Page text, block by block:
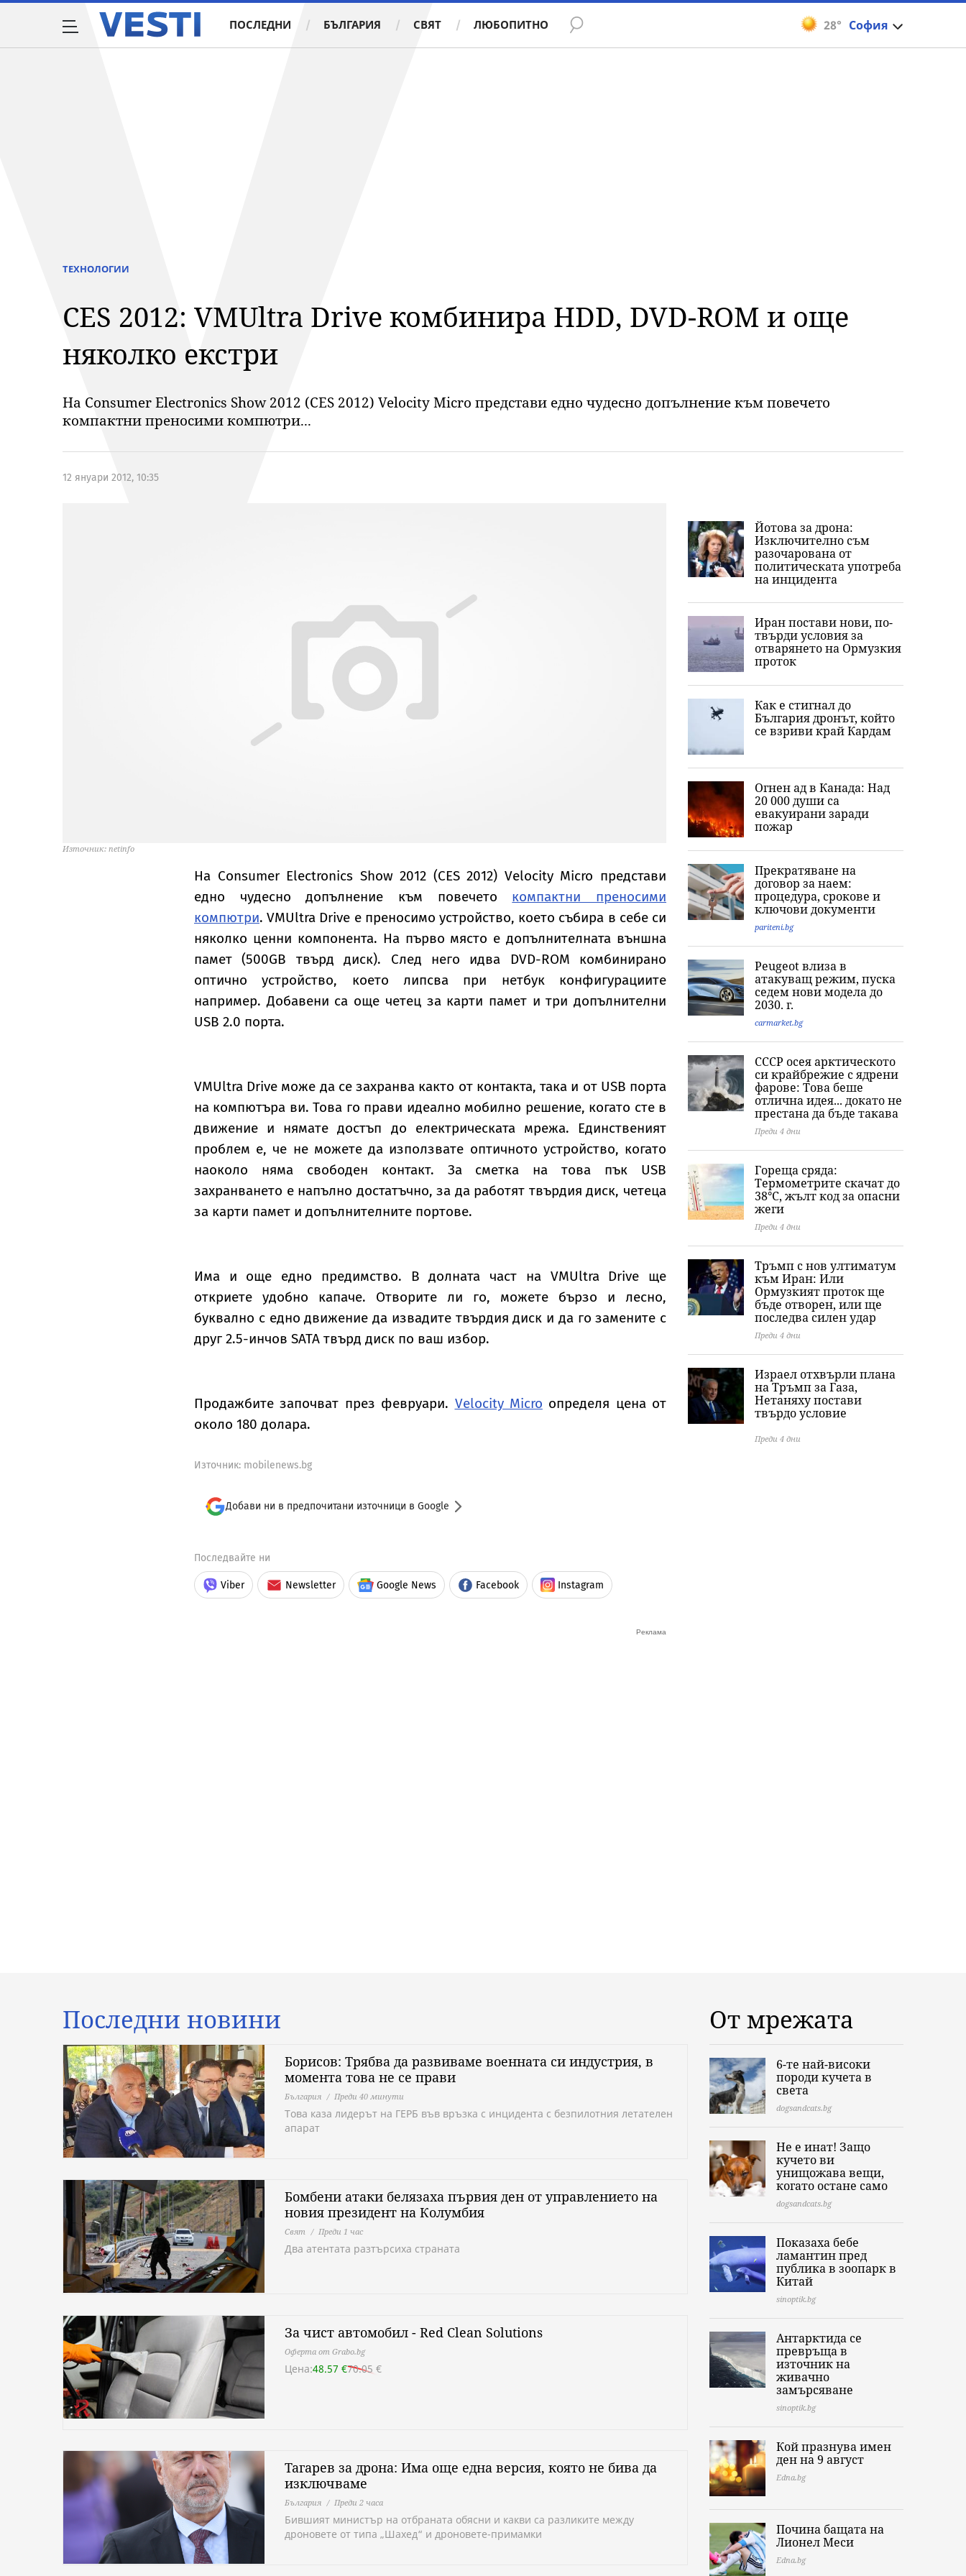
28° София
ПОСЛЕДНИ БЪЛГАРИЯ СВЯТ ЛЮБОПИТНО
ТЕХНОЛОГИИ
CES 2012: VMUltra Drive комбинира HDD, DVD-ROM и още
няколко екстри
На Consumer Electronics Show 2012 (CES 2012) Velocity Micro представи едно чудесно допълнение към повечето
компактни преносими компютри...
12 януари 2012, 10:35
Източник: netinfo
На Consumer Electronics Show 2012 (CES 2012) Velocity Micro представи
едно чудесно допълнение към повечето компактни преносими
компютри. VMUltra Drive е преносимо устройство, което събира в себе си
няколко ценни компонента. На първо място е допълнителната външна
памет (500GB твърд диск). След него идва DVD-ROM комбинирано
оптично устройство, което липсва при нетбук конфигурациите
например. Добавени са още четец за карти памет и три допълнителни
USB 2.0 порта.
VMUltra Drive може да се захранва както от контакта, така и от USB порта
на компютъра ви. Това го прави идеално мобилно решение, когато сте в
движение и нямате достъп до електрическата мрежа. Единственият
проблем е, че не можете да използвате оптичното устройство, когато
наоколо няма свободен контакт. За сметка на това пък USB
захранването е напълно достатъчно, за да работят твърдия диск, четеца
за карти памет и допълнителните портове.
Има и още едно предимство. В долната част на VMUltra Drive ще
откриете удобно капаче. Отворите ли го, можете бързо и лесно,
буквално с едно движение да извадите твърдия диск и да го замените с
друг 2.5-инчов SATA твърд диск по ваш избор.
Продажбите започват през февруари. Velocity Micro определя цена от
около 180 долара.
Източник: mobilenews.bg
Добави ни в предпочитани източници в Google
Последвайте ни
Viber Newsletter Google News Facebook Instagram
Йотова за дрона:
Изключително съм
разочарована от
политическата употреба
на инцидента
Иран постави нови, по-
твърди условия за
отварянето на Ормузкия
проток
Как е стигнал до
България дронът, който
се взриви край Кардам
Огнен ад в Канада: Над
20 000 души са
евакуирани заради
пожар
Прекратяване на
договор за наем:
процедура, срокове и
ключови документи
pariteni.bg
Peugeot влиза в
атакуващ режим, пуска
седем нови модела до
2030. г.
carmarket.bg
СССР осея арктическото
си крайбрежие с ядрени
фарове: Това беше
отлична идея... докато не
престана да бъде такава
Преди 4 дни
Гореща сряда:
Термометрите скачат до
38°C, жълт код за опасни
жеги
Преди 4 дни
Тръмп с нов ултиматум
към Иран: Или
Ормузкият проток ще
бъде отворен, или ще
последва силен удар
Преди 4 дни
Израел отхвърли плана
на Тръмп за Газа,
Нетаняху постави
твърдо условие
Преди 4 дни
Последни новини
Борисов: Трябва да развиваме военната си индустрия, в
момента това не се прави
България Преди 40 минути
Това каза лидерът на ГЕРБ във връзка с инцидента с безпилотния летателен
апарат
Бомбени атаки белязаха първия ден от управлението на
новия президент на Колумбия
Свят Преди 1 час
Два атентата разтърсиха страната
За чист автомобил - Red Clean Solutions
Оферта от Grabo.bg
Цена:48.57 €70.05 €
Тагарев за дрона: Има още една версия, която не бива да
изключваме
България Преди 2 часа
Бившият министър на отбраната обясни и какви са разликите между
дроновете от типа „Шахед“ и дроновете-примамки
От мрежата
6-те най-високи
породи кучета в
света
dogsandcats.bg
Не е инат! Защо
кучето ви
унищожава вещи,
когато остане само
dogsandcats.bg
Показаха бебе
ламантин пред
публика в зоопарк в
Китай
sinoptik.bg
Антарктида се
превръща в
източник на
живачно
замърсяване
sinoptik.bg
Кой празнува имен
ден на 9 август
Edna.bg
Почина бащата на
Лионел Меси
Edna.bg